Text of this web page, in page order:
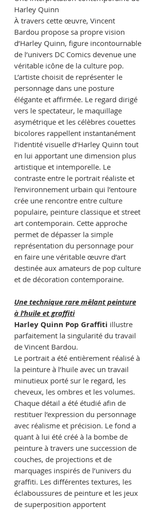
Harley Quinn
À travers cette œuvre, Vincent
Bardou propose sa propre vision
d’Harley Quinn, figure incontournable
de l’univers DC Comics devenue une
véritable icône de la culture pop.
L’artiste choisit de représenter le
personnage dans une posture
élégante et affirmée. Le regard dirigé
vers le spectateur, le maquillage
asymétrique et les célèbres couettes
bicolores rappellent instantanément
l’identité visuelle d’Harley Quinn tout
en lui apportant une dimension plus
artistique et intemporelle. Le
contraste entre le portrait réaliste et
l’environnement urbain qui l’entoure
crée une rencontre entre culture
populaire, peinture classique et street
art contemporain. Cette approche
permet de dépasser la simple
représentation du personnage pour
en faire une véritable œuvre d’art
destinée aux amateurs de pop culture
et de décoration contemporaine.
Une technique rare mêlant peinture
à l’huile et graffiti
Harley Quinn Pop Graffiti illustre
parfaitement la singularité du travail
de Vincent Bardou.
Le portrait a été entièrement réalisé à
la peinture à l’huile avec un travail
minutieux porté sur le regard, les
cheveux, les ombres et les volumes.
Chaque détail a été étudié afin de
restituer l’expression du personnage
avec réalisme et précision. Le fond a
quant à lui été créé à la bombe de
peinture à travers une succession de
couches, de projections et de
marquages inspirés de l’univers du
graffiti. Les différentes textures, les
éclaboussures de peinture et les jeux
de superposition apportent